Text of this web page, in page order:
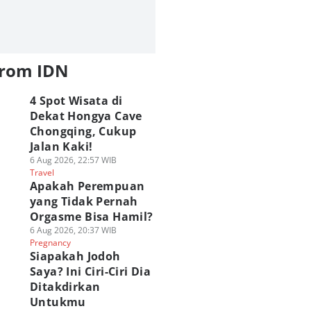
IDN
4 Spot Wisata di
Dekat Hongya Cave
Chongqing, Cukup
Jalan Kaki!
6 Aug 2026, 22:57 WIB
Travel
Apakah Perempuan
yang Tidak Pernah
Orgasme Bisa Hamil?
6 Aug 2026, 20:37 WIB
Pregnancy
Siapakah Jodoh
Saya? Ini Ciri-Ciri Dia
Ditakdirkan
Untukmu